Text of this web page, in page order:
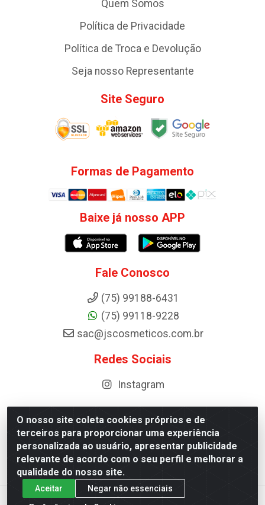
O nosso site coleta cookies próprios e de
terceiros para proporcionar uma experiência
personalizada ao usuário, apresentar publicidade
relevante de acordo com o seu perfil e melhorar a
qualidade do nosso site.
Aceitar
Negar não essenciais
Quem Somos
Política de Privacidade
Política de Troca e Devolução
Seja nosso Representante
Site Seguro
Formas de Pagamento
Baixe já nosso APP
Fale Conosco
(75) 99188-6431
(75) 99118-9228
sac@jscosmeticos.com.br
Redes Sociais
Instagram
Distribuidora de Cosméticos Antoneto LTDA - BA-052,
km 87 - Industrial, Ipirá - BA, 44600-000 - CNPJ
10.984.107/0001-75